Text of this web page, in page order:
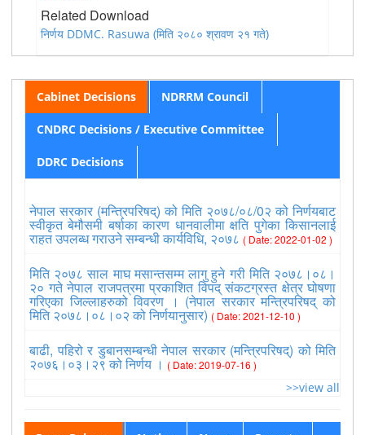
Related Download
निर्णय DDMC. Rasuwa (मिति २०८० श्रावण २१ गते)
Cabinet Decisions NDRRM Council
CNDRC Decisions / Executive Committee
DDRC Decisions
नेपाल सरकार (मन्त्रिपरिषद्) को मिति २०७८/०८/0२ को निर्णयबाट
स्वीकृत बेमौसमी बर्षाका कारण धानवालीमा क्षति पुगेका किसानलाई
राहत उपलब्ध गराउने सम्बन्धी कार्यविधि, २०७८ ( Date: 2022-01-02 )
मिति २०७८ साल माघ मसान्तसम्म लागु हुने गरी मिति २०७८।०८।
२० गते नेपाल राजपत्रमा प्रकाशित विपद् संकटग्रस्त क्षेत्र घोषणा
गरिएका जिल्लाहरुको विवरण । (नेपाल सरकार मन्त्रिपरिषद् को
मिति २०७८।०८।०२ को निर्णयानुसार) ( Date: 2021-12-10 )
बाढी, पहिरो र डुबानसम्बन्धी नेपाल सरकार (मन्त्रिपरिषद्) को मिति
२०७६।०३।२९ को निर्णय । ( Date: 2019-07-16 )
>>view all